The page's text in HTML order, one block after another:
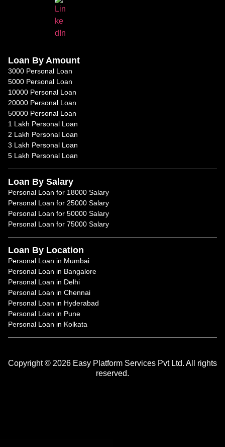
Loan By Amount
3000 Personal Loan
5000 Personal Loan
10000 Personal Loan
20000 Personal Loan
50000 Personal Loan
1 Lakh Personal Loan
2 Lakh Personal Loan
3 Lakh Personal Loan
5 Lakh Personal Loan
Loan By Salary
Personal Loan for 18000 Salary
Personal Loan for 25000 Salary
Personal Loan for 50000 Salary
Personal Loan for 75000 Salary
Loan By Location
Personal Loan in Mumbai
Personal Loan in Bangalore
Personal Loan in Delhi
Personal Loan in Chennai
Personal Loan in Hyderabad
Personal Loan in Pune
Personal Loan in Kolkata
Copyright © 2026 Easy Platform Services Pvt Ltd. All rights
reserved.